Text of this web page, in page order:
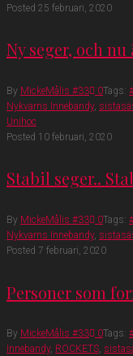
Posted 25 februari, 2020
Ny seger, och
By MickeMålis #33 0Tags:
Nykvarns Innebandy,
Unihoc
Posted 10 februari, 2020
Stabil seger..
By MickeMålis #33 0Tags:
Nykvarns Innebandy,
Posted 7 februari, 2020
Personer som
By MickeMålis #33 0Tags:
Innebandy, ROCKETS,